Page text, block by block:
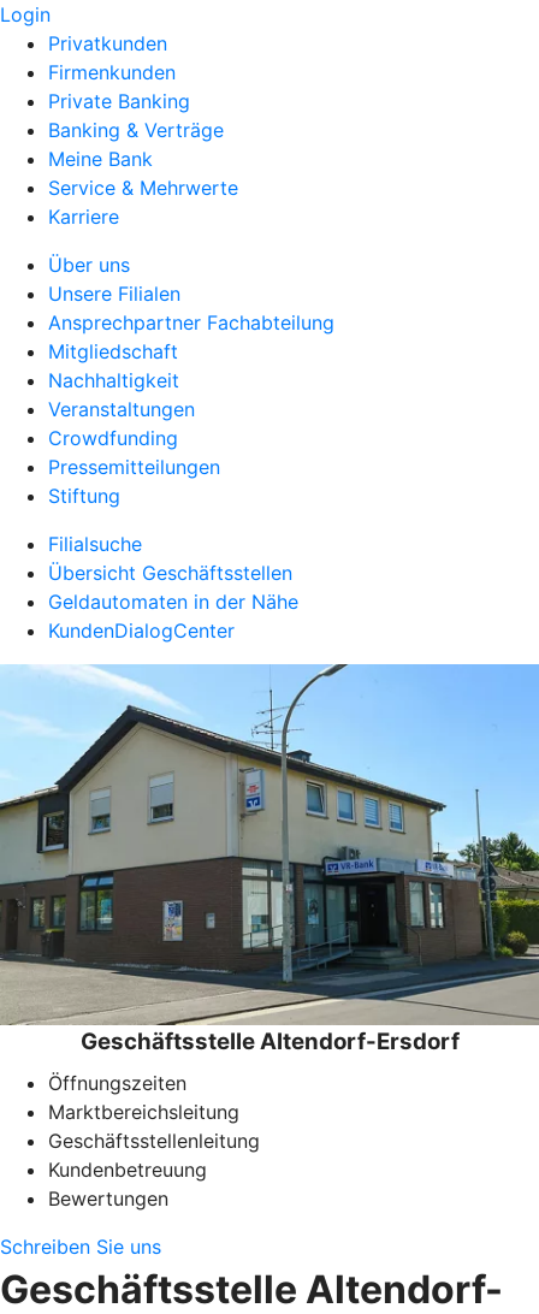
Login
Privatkunden
Firmenkunden
Private Banking
Banking & Verträge
Meine Bank
Service & Mehrwerte
Karriere
Über uns
Unsere Filialen
Ansprechpartner Fachabteilung
Mitgliedschaft
Nachhaltigkeit
Veranstaltungen
Crowdfunding
Pressemitteilungen
Stiftung
Filialsuche
Übersicht Geschäftsstellen
Geldautomaten in der Nähe
KundenDialogCenter
Geschäftsstelle Altendorf-Ersdorf
Öffnungszeiten
Marktbereichsleitung
Geschäftsstellenleitung
Kundenbetreuung
Bewertungen
Schreiben Sie uns
Geschäftsstelle Altendorf-